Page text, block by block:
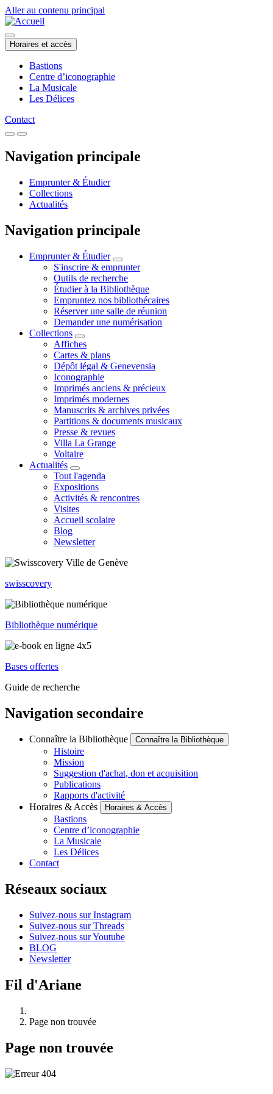
Aller au contenu principal
Horaires et accès
Bastions
Centre d’iconographie
La Musicale
Les Délices
Contact
Navigation principale
Emprunter & Étudier
Collections
Actualités
Navigation principale
Emprunter & Étudier
S'inscrire & emprunter
Outils de recherche
Étudier à la Bibliothèque
Empruntez nos bibliothécaires
Réserver une salle de réunion
Demander une numérisation
Collections
Affiches
Cartes & plans
Dépôt légal & Genevensia
Iconographie
Imprimés anciens & précieux
Imprimés modernes
Manuscrits & archives privées
Partitions & documents musicaux
Presse & revues
Villa La Grange
Voltaire
Actualités
Tout l'agenda
Expositions
Activités & rencontres
Visites
Accueil scolaire
Blog
Newsletter
swisscovery
Bibliothèque numérique
Bases offertes
Guide de recherche
Navigation secondaire
Connaître la Bibliothèque Connaître la Bibliothèque
Histoire
Mission
Suggestion d'achat, don et acquisition
Publications
Rapports d'activité
Horaires & Accès
Horaires & Accès
Bastions
Centre d’iconographie
La Musicale
Les Délices
Contact
Réseaux sociaux
Suivez-nous sur Instagram
Suivez-nous sur Threads
Suivez-nous sur Youtube
BLOG
Newsletter
Fil d'Ariane
Page non trouvée
Page non trouvée